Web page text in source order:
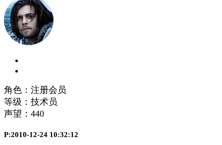
角色：注册会员
等级：技术员
声望： 440
P:2010-12-24 10:32:12